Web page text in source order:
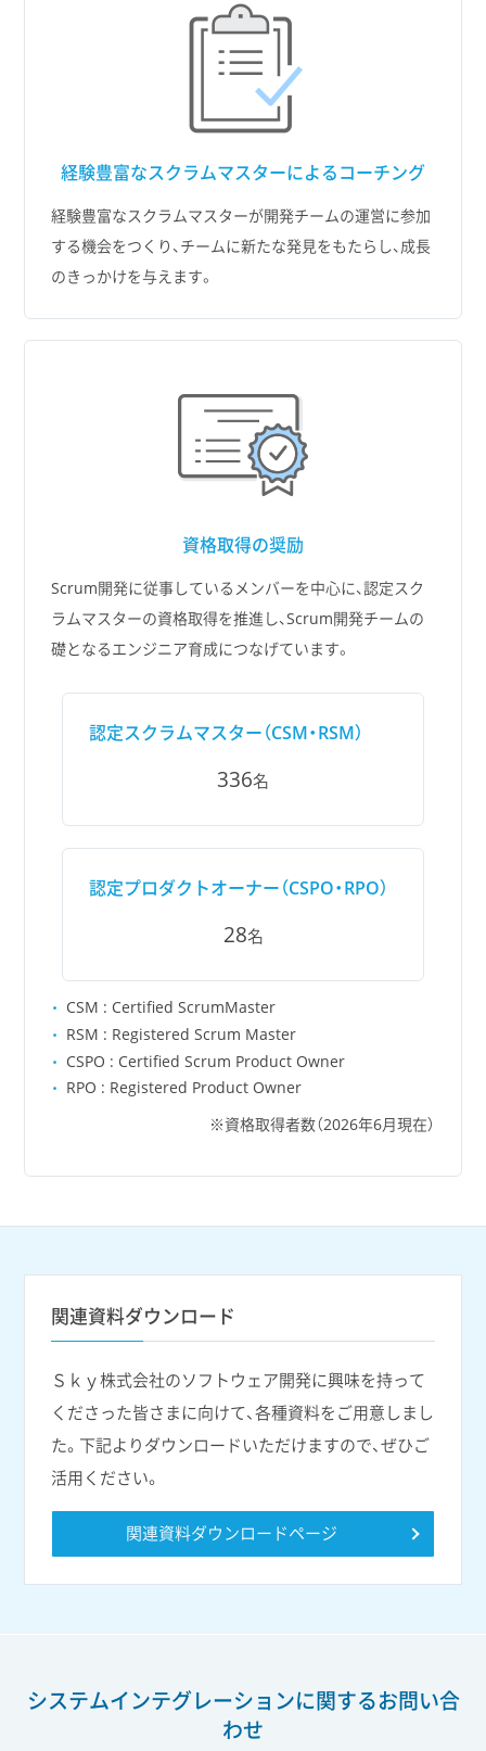
経験豊富なスクラムマスターによるコーチング
経験豊富なスクラムマスターが開発チームの運営に参加
する機会をつくり、チームに新たな発見をもたらし、成長
のきっかけを与えます。
資格取得の奨励
Scrum開発に従事しているメンバーを中心に、認定スク
ラムマスターの資格取得を推進し、Scrum開発チームの
礎となるエンジニア育成につなげています。
認定スクラムマスター（CSM・RSM）
336名
認定プロダクトオーナー（CSPO・RPO）
28名
CSM : Certified ScrumMaster
RSM : Registered Scrum Master
CSPO : Certified Scrum Product Owner
RPO : Registered Product Owner
資格取得者数（2026年6月現在）
関連資料ダウンロード
Ｓｋｙ株式会社のソフトウェア開発に興味を持って
くださった皆さまに向けて、各種資料をご用意しまし
た。下記よりダウンロードいただけますので、ぜひご
活用ください。
関連資料ダウンロードページ
システムインテグレーションに関するお問い合
わせ